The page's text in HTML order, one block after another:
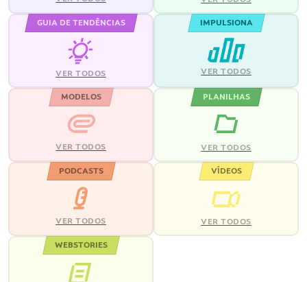
GUIA DE TENDÊNCIAS
VER TODOS
IMPULSIONA
VER TODOS
MODELOS
VER TODOS
PLANILHAS
VER TODOS
PODCASTS
VER TODOS
VÍDEOS
VER TODOS
WEBSTORIES